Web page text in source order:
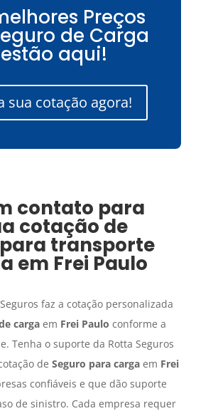
Preços
de Carga
estão aqui!
sua cotação agora!
contato para
cotação de
transporte
em Frei Paulo
faz a cotação personalizada
cargaem Frei Paulo conforme a
Tenha o suporte da Rotta Seguros
de Seguro para cargaem Frei
confiáveis e que dão suporte
de sinistro. Cada empresa requer